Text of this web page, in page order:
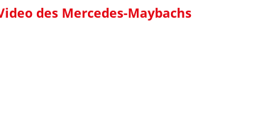
des Mercedes-Maybachs